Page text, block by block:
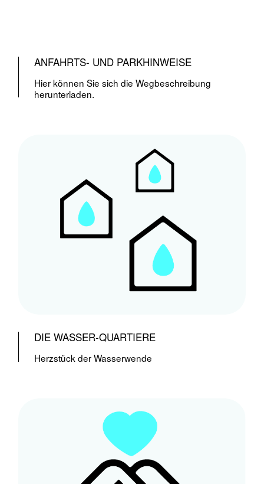
ANFAHRTS- UND PARKHINWEISE
Hier können Sie sich die Wegbeschreibung
herunterladen.
DIE WASSER-QUARTIERE
Herzstück der Wasserwende